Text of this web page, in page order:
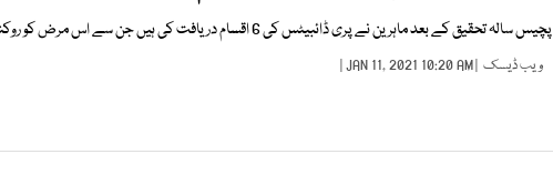
پچیس سالہ تحقیق کے بعد ماہرین نے پری ڈائبیٹس کی 6 اقسام دریافت کی ہیں جن سے اس مرض کو روکنے میں مدد ملے گی
ویب ڈیسک | JAN 11, 2021 10:20 AM |